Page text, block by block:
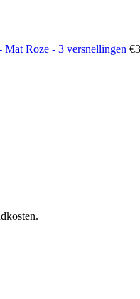
Roze - 3 versnellingen €